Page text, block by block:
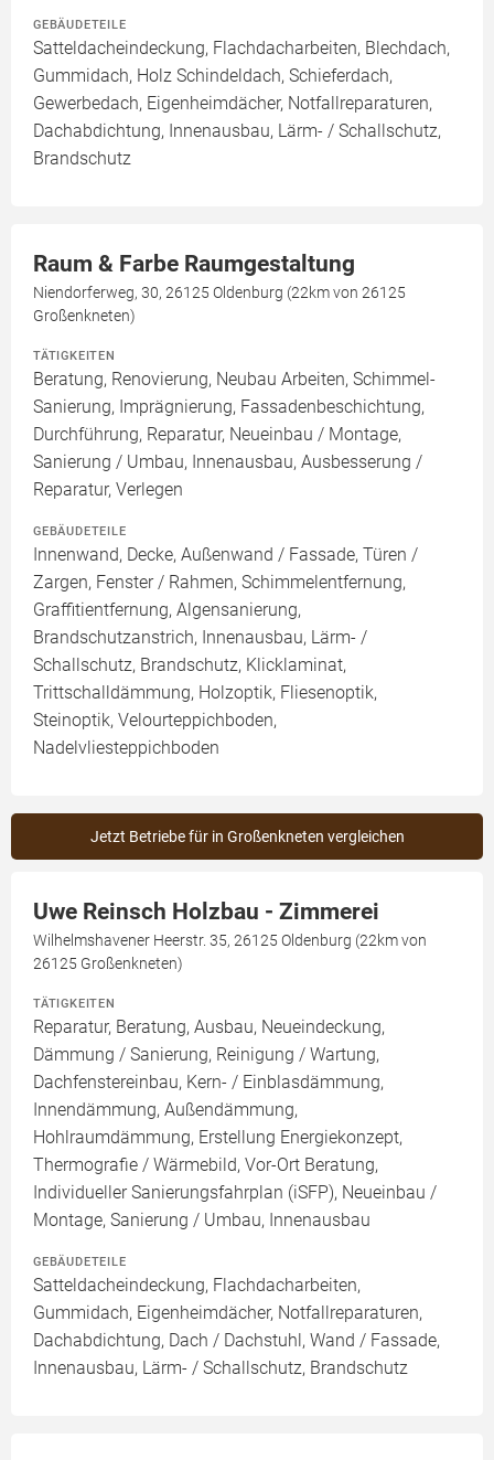
GEBÄUDETEILE
Satteldacheindeckung, Flachdacharbeiten, Blechdach,
Gummidach, Holz Schindeldach, Schieferdach,
Gewerbedach, Eigenheimdächer, Notfallreparaturen,
Dachabdichtung, Innenausbau, Lärm- / Schallschutz,
Brandschutz
Raum & Farbe Raumgestaltung
Niendorferweg, 30, 26125 Oldenburg (22km von 26125
Großenkneten)
TÄTIGKEITEN
Beratung, Renovierung, Neubau Arbeiten, Schimmel-
Sanierung, Imprägnierung, Fassadenbeschichtung,
Durchführung, Reparatur, Neueinbau / Montage,
Sanierung / Umbau, Innenausbau, Ausbesserung /
Reparatur, Verlegen
GEBÄUDETEILE
Innenwand, Decke, Außenwand / Fassade, Türen /
Zargen, Fenster / Rahmen, Schimmelentfernung,
Graffitientfernung, Algensanierung,
Brandschutzanstrich, Innenausbau, Lärm- /
Schallschutz, Brandschutz, Klicklaminat,
Trittschalldämmung, Holzoptik, Fliesenoptik,
Steinoptik, Velourteppichboden,
Nadelvliesteppichboden
Jetzt Betriebe für in Großenkneten vergleichen
Uwe Reinsch Holzbau - Zimmerei
Wilhelmshavener Heerstr. 35, 26125 Oldenburg (22km von
26125 Großenkneten)
TÄTIGKEITEN
Reparatur, Beratung, Ausbau, Neueindeckung,
Dämmung / Sanierung, Reinigung / Wartung,
Dachfenstereinbau, Kern- / Einblasdämmung,
Innendämmung, Außendämmung,
Hohlraumdämmung, Erstellung Energiekonzept,
Thermografie / Wärmebild, Vor-Ort Beratung,
Individueller Sanierungsfahrplan (iSFP), Neueinbau /
Montage, Sanierung / Umbau, Innenausbau
GEBÄUDETEILE
Satteldacheindeckung, Flachdacharbeiten,
Gummidach, Eigenheimdächer, Notfallreparaturen,
Dachabdichtung, Dach / Dachstuhl, Wand / Fassade,
Innenausbau, Lärm- / Schallschutz, Brandschutz